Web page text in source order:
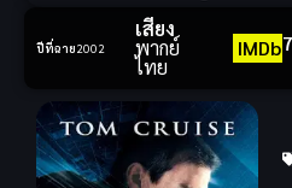
ปีที่ฉาย2002
เสียง
พากย์
ไทย
IMDb